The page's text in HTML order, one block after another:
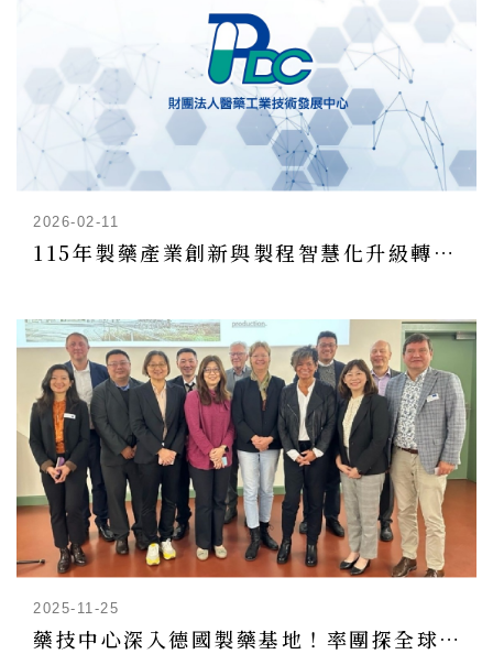
2026-02-11
115年製藥產業創新與製程智慧化升級轉型計畫-技術及法規輔導申請
2025-11-25
藥技中心深入德國製藥基地！率團探全球第四大製藥市場商機